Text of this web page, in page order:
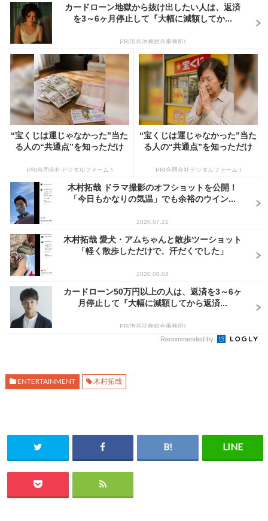
カードローン地獄から抜け出したい人は、返済
を3～6ヶ月停止して『大幅に減額してか...
PR(渋谷法務総合事務所)
“宝くじは運じゃなかった”当た
る人の“共通点”を知っただけ
PR(合同会社デジタルファーム )
“宝くじは運じゃなかった”当た
る人の“共通点”を知っただけ
PR(合同会社デジタルファーム )
木村拓哉 ドラマ撮影のオフショットを公開！
「今日もかなりの気温」でも余裕のウイン...
2020.07.21
木村拓哉 愛犬・アムちゃんと散歩ツーショット
「軽く散歩しただけで、汗だくでした」
2020.08.04
カードローン50万円以上の人は、返済を3～6ヶ
月停止して『大幅に減額してから返済...
PR(渋谷法務総合事務所)
Recommended by
ENTERTAINMENT 木村拓哉